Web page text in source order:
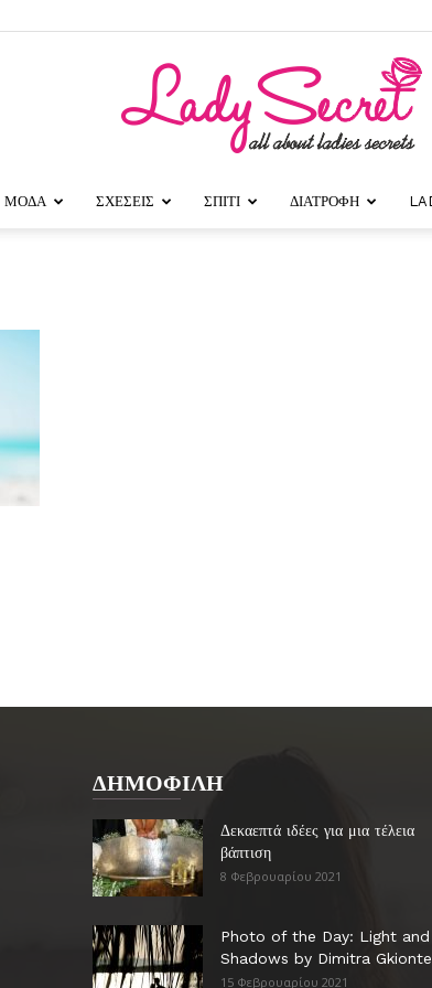
ΜΟΔΑ ΣΧΕΣΕΙΣ ΣΠΙΤΙ ΔΙΑΤΡΟΦΗ
ΔΗΜΟΦΙΛΗ
Δεκαεπτά ιδέες για μια τέλεια
βάπτιση
8 Φεβρουαρίου 2021
Photo of the Day: Light and
Shadows by Dimitra Gkionte
15 Φεβρουαρίου 2021